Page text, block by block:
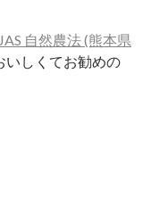
自然農法 (熊本県
いしくてお勧めの